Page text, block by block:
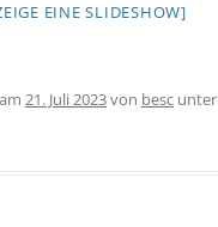
EINE SLIDESHOW]
21. Juli 2023von besc unter